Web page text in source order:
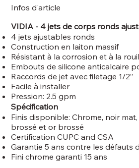
Infos d'article
VIDIA - 4 jets de corps ronds
4 jets ajustables ronds
Construction en laiton massif
Résistant à la corrosion et à la
Embouts de silicone anticalcaire
Raccords de jet avec filetage 1/2’’
Facile à installer
Pression: 2.5 gpm
Spécification
Finis disponible: Chrome, noir
brossé et or brossé
Certification CUPC and CSA
Garantie 5 ans contre les défauts
Fini chrome garanti 15 ans